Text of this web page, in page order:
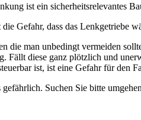
ist ein sicherheitsrelevantes
Gefahr, dass das Lenkgetriebe
die man unbedingt vermeiden
Fällt diese ganz plötzlich und
ist, ist eine Gefahr für den
Suchen Sie bitte